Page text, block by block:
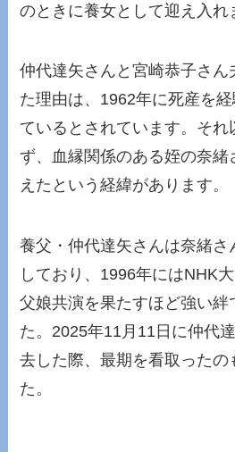
のときに養女として迎え入れ
仲代達矢さんと宮崎恭子さん
た理由は、1962年に死産を
ているとされています。それ
ず、血縁関係のある姪の奈緒
えたという経緯があります。
養父・仲代達矢さんは奈緒さ
しており、1996年にはNHK
父娘共演を果たすほど強い絆
た。2025年11月11日に仲代
去した際、最期を看取ったの
た。